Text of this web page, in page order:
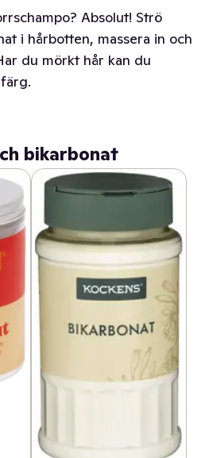
Absolut! Strö
i hårbotten, massera in och
du mörkt hår kan du
bikarbonat